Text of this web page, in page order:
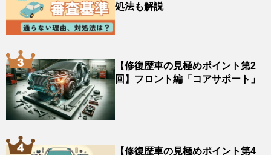
処法も解説
【修復歴車の見極めポイント第2
回】フロント編「コアサポート」
【修復歴車の見極めポイント第4